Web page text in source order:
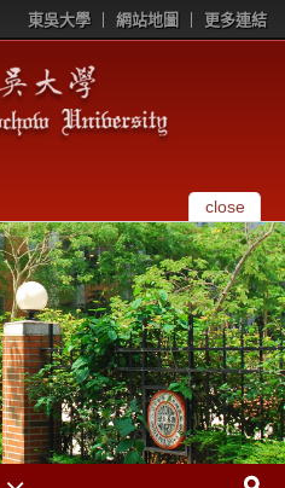
東吳大學 網站地圖 更多連結
close